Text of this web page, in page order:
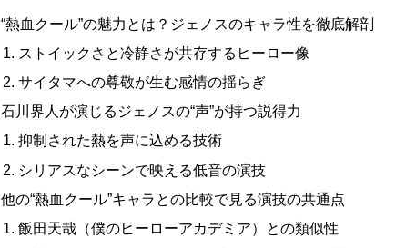
“熱血クール”の魅力とは？ジェノスのキャラ性を徹底解剖
ストイックさと冷静さが共存するヒーロー像
サイタマへの尊敬が生む感情の揺らぎ
石川界人が演じるジェノスの“声”が持つ説得力
抑制された熱を声に込める技術
シリアスなシーンで映える低音の演技
他の“熱血クール”キャラとの比較で見る演技の共通点
飯田天哉（僕のヒーローアカデミア）との類似性